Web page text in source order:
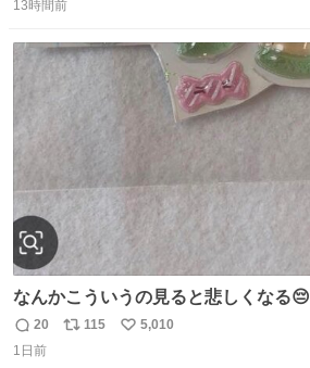
信
ポ
ト
数
数
13時間前
なんかこういうの見ると悲しくなる😔
返
信
20
リ
115
い
5,010
1日前